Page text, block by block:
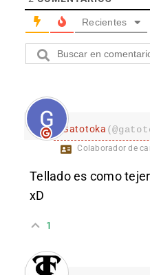
Recientes
Gatotoka
Colaborador de
Tellado es como
xD
1